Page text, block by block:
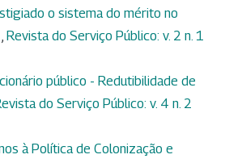
o sistema do mérito no
, Revista do Serviço Público: v. 2 n. 1
público - Redutibilidade de
do Serviço Público: v. 4 n. 2
à Política de Colonização e